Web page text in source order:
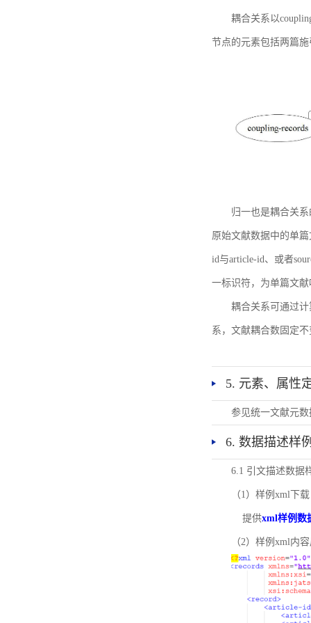
耦合关系以
节点的元素包括两篇
归一也是耦合关
原始文献数据中的单篇
id与article-id、或者
一标识符，为单篇文
耦合关系可通过
系，文献耦合数固定不
5. 元素、属性
参见统一文献元
6. 数据描述样
6.1 引文描述数据
（1）样例xml下载
提供xml样例数
（2）样例xml内